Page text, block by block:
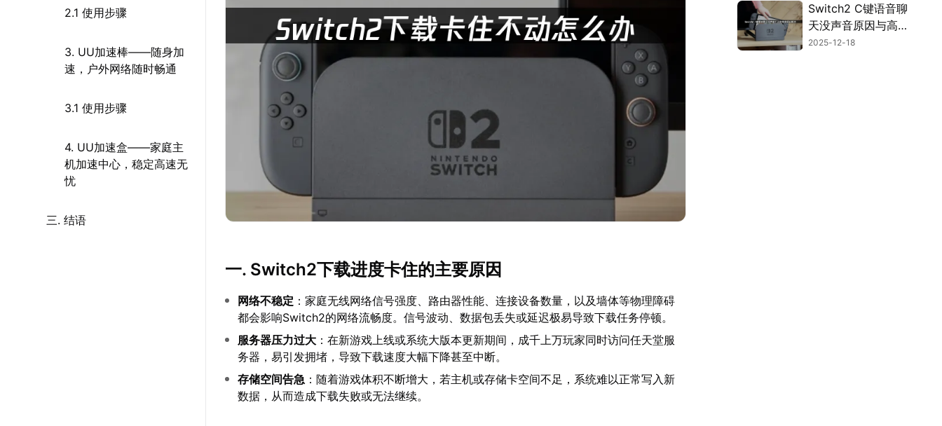
2.1 使用步骤
3. UU加速棒——随身加
速，户外网络随时畅通
3.1 使用步骤
4. UU加速盒——家庭主
机加速中心，稳定高速无
忧
三. 结语
一. Switch2下载进度卡住的主要原因
网络不稳定 ：家庭无线网络信号强度、路由器性能、连接设备数量，以及墙体等物理障碍
都会影响Switch2的网络流畅度。信号波动、数据包丢失或延迟极易导致下载任务停顿。
服务器压力过大 ：在新游戏上线或系统大版本更新期间，成千上万玩家同时访问任天堂服
务器，易引发拥堵，导致下载速度大幅下降甚至中断。
存储空间告急 ：随着游戏体积不断增大，若主机或存储卡空间不足，系统难以正常写入新
数据，从而造成下载失败或无法继续。
Switch2 C键语音聊
天没声音原因与高效
解决方案详解！
2025-12-18